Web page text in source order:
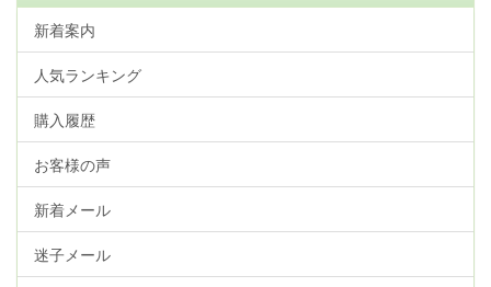
新着案内
人気ランキング
購入履歴
お客様の声
新着メール
迷子メール